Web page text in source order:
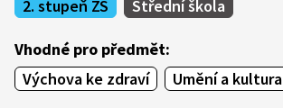
2. stupeň ZŠ
Střední škola
Vhodné pro předmět:
Výchova ke zdraví
Umění a kultura